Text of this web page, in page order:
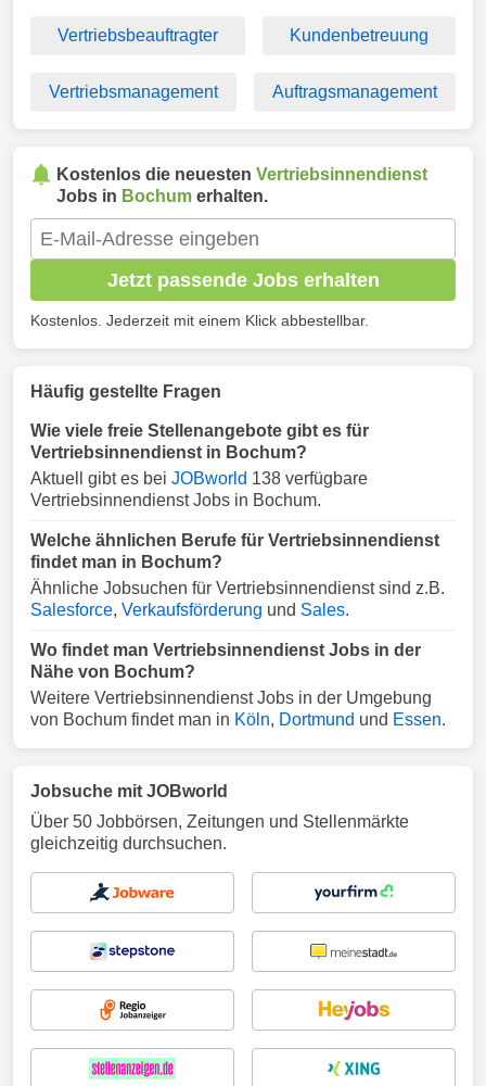
Vertriebsbeauftragter Kundenbetreuung
Vertriebsmanagement Auftragsmanagement
Kostenlos die neuesten Vertriebsinnendienst
Jobs in Bochum erhalten.
Jetzt passende Jobs erhalten
Kostenlos. Jederzeit mit einem Klick abbestellbar.
Häufig gestellte Fragen
Wie viele freie Stellenangebote gibt es für
Vertriebsinnendienst in Bochum?
Aktuell gibt es bei JOBworld 138 verfügbare
Vertriebsinnendienst Jobs in Bochum.
Welche ähnlichen Berufe für Vertriebsinnendienst
findet man in Bochum?
Ähnliche Jobsuchen für Vertriebsinnendienst sind z.B.
Salesforce, Verkaufsförderung und Sales.
Wo findet man Vertriebsinnendienst Jobs in der
Nähe von Bochum?
Weitere Vertriebsinnendienst Jobs in der Umgebung
von Bochum findet man in Köln, Dortmund und Essen.
Jobsuche mit JOBworld
Über 50 Jobbörsen, Zeitungen und Stellenmärkte
gleichzeitig durchsuchen.